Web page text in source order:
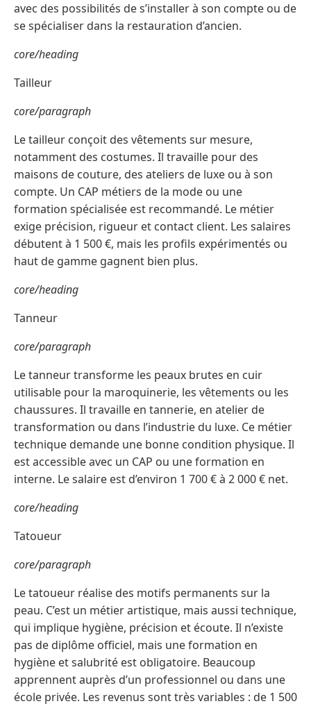
avec des possibilités de s’installer à son compte ou de
se spécialiser dans la restauration d’ancien.
core/heading
Tailleur
core/paragraph
Le tailleur conçoit des vêtements sur mesure,
notamment des costumes. Il travaille pour des
maisons de couture, des ateliers de luxe ou à son
compte. Un CAP métiers de la mode ou une
formation spécialisée est recommandé. Le métier
exige précision, rigueur et contact client. Les salaires
débutent à 1 500 €, mais les profils expérimentés ou
haut de gamme gagnent bien plus.
core/heading
Tanneur
core/paragraph
Le tanneur transforme les peaux brutes en cuir
utilisable pour la maroquinerie, les vêtements ou les
chaussures. Il travaille en tannerie, en atelier de
transformation ou dans l’industrie du luxe. Ce métier
technique demande une bonne condition physique. Il
est accessible avec un CAP ou une formation en
interne. Le salaire est d’environ 1 700 € à 2 000 € net.
core/heading
Tatoueur
core/paragraph
Le tatoueur réalise des motifs permanents sur la
peau. C’est un métier artistique, mais aussi technique,
qui implique hygiène, précision et écoute. Il n’existe
pas de diplôme officiel, mais une formation en
hygiène et salubrité est obligatoire. Beaucoup
apprennent auprès d’un professionnel ou dans une
école privée. Les revenus sont très variables : de 1 500